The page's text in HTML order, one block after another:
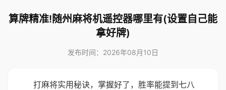
算牌精准!随州麻将机遥控器哪里有(设置自己能
拿好牌)
发布时间：2026年08月10日
打麻将实用秘诀，掌握好了，胜率能提到七八